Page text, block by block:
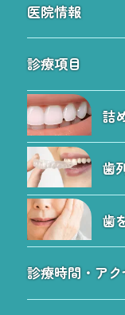
医院情報
院長紹介
院内感染予
料金表
お問い合わせ
ブログ
サイトツ
施設基準に
診療項目
診療項目
保険治療の
自費治療
虫歯
予防歯科
ホワイトニ
歯周病
詰
セレック治療
セラミック
詰め物・被
歯
歯列矯正
小児矯正と
ワイヤー矯正
歯
診療時間・ア